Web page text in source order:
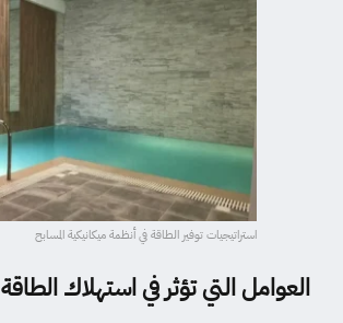
استراتيجيات توفير الطاقة في أنظمة ميكانيكية المسابح
العوامل التي تؤثر في استهلاك الطاقة